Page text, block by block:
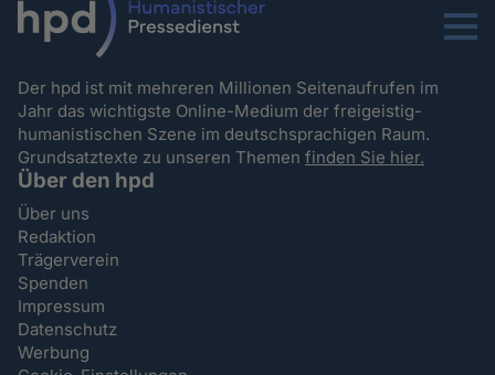
Menu
Der hpd ist mit mehreren Millionen Seitenaufrufen im
Jahr das wichtigste Online-Medium der freigeistig-
humanistischen Szene im deutschsprachigen Raum.
Grundsatztexte zu unseren Themenfinden Sie hier.
Über den hpd
Über uns
Redaktion
Trägerverein
Spenden
Impressum
Datenschutz
Werbung